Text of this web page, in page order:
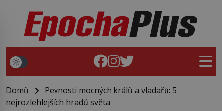
Domů
Pevnosti mocných králů a vladařů: 5
nejrozlehlejších hradů světa